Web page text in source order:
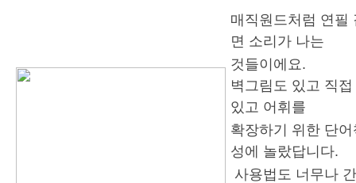
매직원드처럼 연필
면 소리가 나는
것들이에요.
벽그림도 있고 직
있고 어휘를
확장하기 위한 단
성에 놀랐답니다.
사용법도 너무나